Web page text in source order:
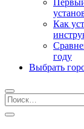
Как
году
Выбрать
Найти: